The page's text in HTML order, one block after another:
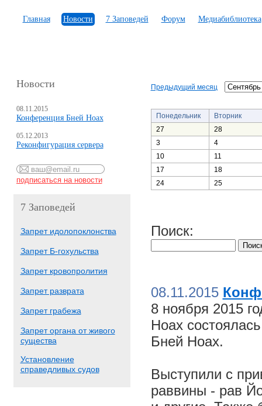
Главная Новости 7 Заповедей Форум Медиабиблиотека
Новости
08.11.2015
Конференция Бней Ноах
05.12.2013
Реконфигурация сервера
7 Заповедей
Запрет идолопоклонства
Запрет Б-гохульства
Запрет кровопролития
Запрет разврата
Запрет грабежа
Запрет органа от живого
существа
Установление
справедливых судов
Предыдущий месяц
Понедельник
Вторник
27
28
3
4
10
11
17
18
24
25
Поиск:
08.11.2015
8 ноября 2015
Ноах
Бней Ноах.
Выступили с
раввины - рав